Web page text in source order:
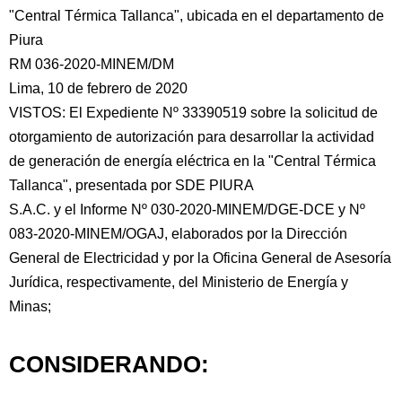
"Central Térmica Tallanca", ubicada en el departamento de
Piura
RM 036-2020-MINEM/DM
Lima, 10 de febrero de 2020
VISTOS: El Expediente Nº 33390519 sobre la solicitud de
otorgamiento de autorización para desarrollar la actividad
de generación de energía eléctrica en la "Central Térmica
Tallanca", presentada por SDE PIURA
S.A.C. y el Informe Nº 030-2020-MINEM/DGE-DCE y Nº
083-2020-MINEM/OGAJ, elaborados por la Dirección
General de Electricidad y por la Oficina General de Asesoría
Jurídica, respectivamente, del Ministerio de Energía y
Minas;
CONSIDERANDO: